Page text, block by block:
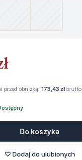
przed obniżką: 173,43 złbrutto
Do koszyka
♡ Dodaj do ulubionych